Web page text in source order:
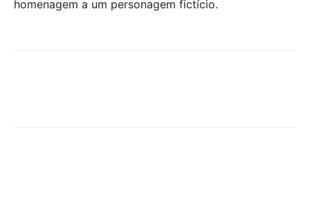
homenagem a um personagem fictício.